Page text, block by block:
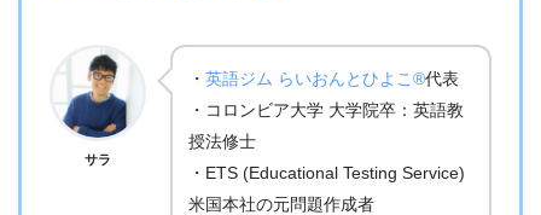
サラ
・ 英語ジム らいおんとひよこ®代表
・コロンビア大学 大学院卒：英語教
授法修士
・ETS (Educational Testing Service)
米国本社の元問題作成者